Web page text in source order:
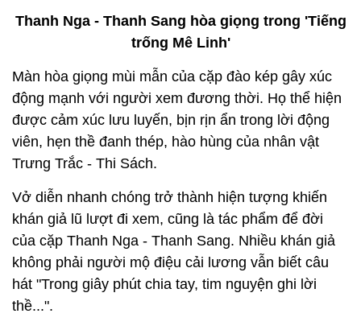
Thanh Nga - Thanh Sang hòa giọng trong 'Tiếng
trống Mê Linh'
Màn hòa giọng mùi mẫn của cặp đào kép gây xúc
động mạnh với người xem đương thời. Họ thể hiện
được cảm xúc lưu luyến, bịn rịn ẩn trong lời động
viên, hẹn thề đanh thép, hào hùng của nhân vật
Trưng Trắc - Thi Sách.
Vở diễn nhanh chóng trở thành hiện tượng khiến
khán giả lũ lượt đi xem, cũng là tác phẩm để đời
của cặp Thanh Nga - Thanh Sang. Nhiều khán giả
không phải người mộ điệu cải lương vẫn biết câu
hát "Trong giây phút chia tay, tim nguyện ghi lời
thề...".